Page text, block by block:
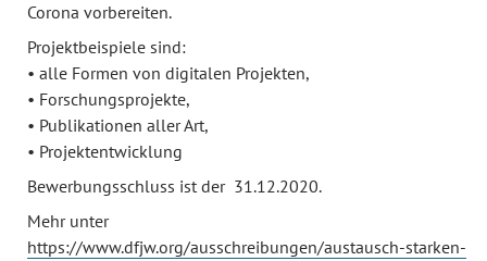
Corona vorbereiten.
Projektbeispiele sind:
• alle Formen von digitalen Projekten,
• Forschungsprojekte,
• Publikationen aller Art,
• Projektentwicklung
Bewerbungsschluss ist der 31.12.2020.
Mehr unter
https://www.dfjw.org/ausschreibungen/austausch-starken-